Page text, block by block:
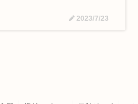
2023/7/23